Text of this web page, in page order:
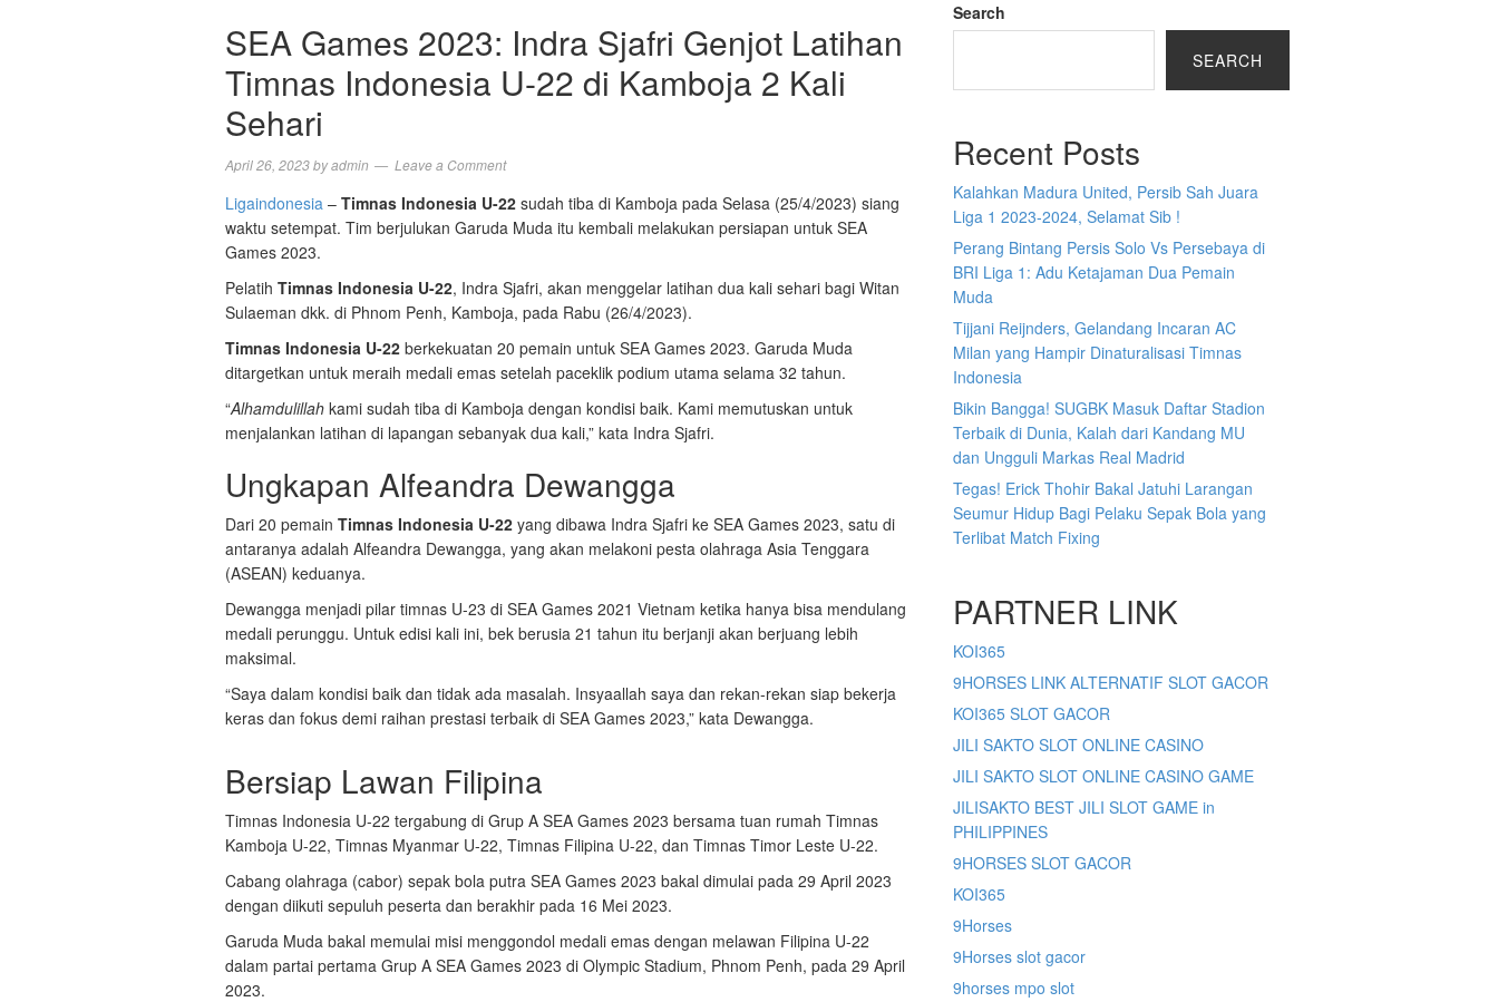
SEA Games 2023: Indra Sjafri Genjot Latihan
Timnas Indonesia U-22 di Kamboja 2 Kali
Sehari
April 26, 2023byadmin Leave a Comment
Ligaindonesia – Timnas Indonesia U-22 sudah tiba di Kamboja pada Selasa (25/4/2023) siang
waktu setempat. Tim berjulukan Garuda Muda itu kembali melakukan persiapan untuk SEA
Games 2023.
Pelatih Timnas Indonesia U-22, Indra Sjafri, akan menggelar latihan dua kali sehari bagi Witan
Sulaeman dkk. di Phnom Penh, Kamboja, pada Rabu (26/4/2023).
Timnas Indonesia U-22 berkekuatan 20 pemain untuk SEA Games 2023. Garuda Muda
ditargetkan untuk meraih medali emas setelah paceklik podium utama selama 32 tahun.
“Alhamdulillah kami sudah tiba di Kamboja dengan kondisi baik. Kami memutuskan untuk
menjalankan latihan di lapangan sebanyak dua kali,” kata Indra Sjafri.
Ungkapan Alfeandra Dewangga
Dari 20 pemain Timnas Indonesia U-22 yang dibawa Indra Sjafri ke SEA Games 2023, satu di
antaranya adalah Alfeandra Dewangga, yang akan melakoni pesta olahraga Asia Tenggara
(ASEAN) keduanya.
Dewangga menjadi pilar timnas U-23 di SEA Games 2021 Vietnam ketika hanya bisa mendulang
medali perunggu. Untuk edisi kali ini, bek berusia 21 tahun itu berjanji akan berjuang lebih
maksimal.
“Saya dalam kondisi baik dan tidak ada masalah. Insyaallah saya dan rekan-rekan siap bekerja
keras dan fokus demi raihan prestasi terbaik di SEA Games 2023,” kata Dewangga.
Bersiap Lawan Filipina
Timnas Indonesia U-22 tergabung di Grup A SEA Games 2023 bersama tuan rumah Timnas
Kamboja U-22, Timnas Myanmar U-22, Timnas Filipina U-22, dan Timnas Timor Leste U-22.
Cabang olahraga (cabor) sepak bola putra SEA Games 2023 bakal dimulai pada 29 April 2023
dengan diikuti sepuluh peserta dan berakhir pada 16 Mei 2023.
Garuda Muda bakal memulai misi menggondol medali emas dengan melawan Filipina U-22
dalam partai pertama Grup A SEA Games 2023 di Olympic Stadium, Phnom Penh, pada 29 April
2023.
Search
SEARCH
Recent Posts
Kalahkan Madura United, Persib Sah Juara
Liga 1 2023-2024, Selamat Sib !
Perang Bintang Persis Solo Vs Persebaya di
BRI Liga 1: Adu Ketajaman Dua Pemain
Muda
Tijjani Reijnders, Gelandang Incaran AC
Milan yang Hampir Dinaturalisasi Timnas
Indonesia
Bikin Bangga! SUGBK Masuk Daftar Stadion
Terbaik di Dunia, Kalah dari Kandang MU
dan Ungguli Markas Real Madrid
Tegas! Erick Thohir Bakal Jatuhi Larangan
Seumur Hidup Bagi Pelaku Sepak Bola yang
Terlibat Match Fixing
PARTNER LINK
KOI365
9HORSES LINK ALTERNATIF SLOT GACOR
KOI365 SLOT GACOR
JILI SAKTO SLOT ONLINE CASINO
JILI SAKTO SLOT ONLINE CASINO GAME
JILISAKTO BEST JILI SLOT GAME in
PHILIPPINES
9HORSES SLOT GACOR
KOI365
9Horses
9Horses slot gacor
9horses mpo slot